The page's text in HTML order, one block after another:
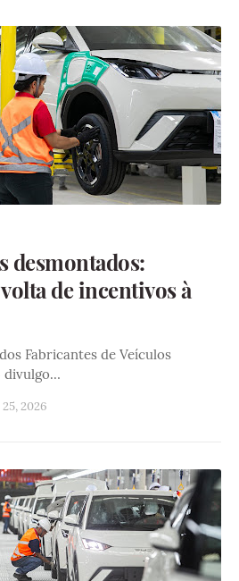
desmontados:
de incentivos à
Fabricantes de Veículos
divulgo…
2026